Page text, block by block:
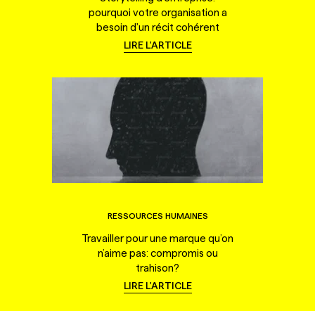
pourquoi votre organisation a
besoin d'un récit cohérent
LIRE L'ARTICLE
RESSOURCES HUMAINES
Travailler pour une marque qu’on
n’aime pas: compromis ou
trahison?
LIRE L'ARTICLE